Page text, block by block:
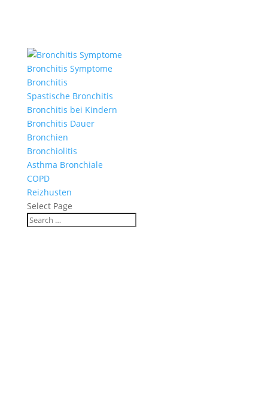
Bronchitis Symptome
Bronchitis
Spastische Bronchitis
Bronchitis bei Kindern
Bronchitis Dauer
Bronchien
Bronchiolitis
Asthma Bronchiale
COPD
Reizhusten
Select Page